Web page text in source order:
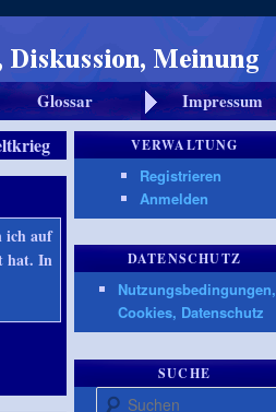
Glossar
Impressum
ich auf
hat. In
VERWALTUNG
Registrieren
Anmelden
DATENSCHUTZ
Nutzungsbedingungen,
Cookies, Datenschutz
SUCHE
Suchen